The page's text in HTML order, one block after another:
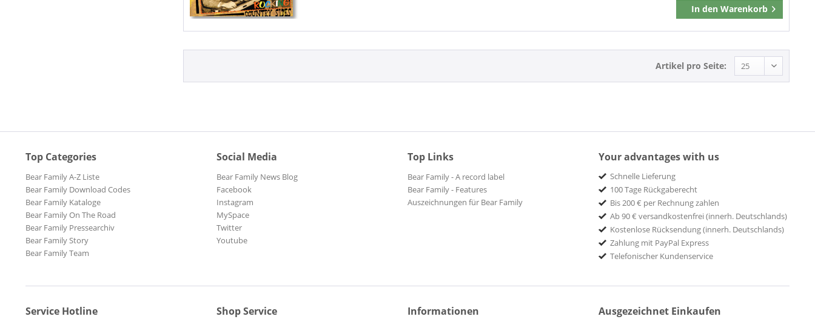
In den Warenkorb
Merken
Artikel pro Seite:
Top Categories
Bear Family A-Z Liste
Bear Family Download Codes
Bear Family Kataloge
Bear Family On The Road
Bear Family Pressearchiv
Bear Family Story
Bear Family Team
Social Media
Bear Family News Blog
Facebook
Instagram
MySpace
Twitter
Youtube
Top Links
Bear Family - A record label
Bear Family - Features
Auszeichnungen für Bear Family
Your advantages with us
Schnelle Lieferung
100 Tage Rückgaberecht
Bis 200 € per Rechnung zahlen
Ab 90 € versandkostenfrei (innerh. Deutschlands)
Kostenlose Rücksendung (innerh. Deutschlands)
Zahlung mit PayPal Express
Telefonischer Kundenservice
Service Hotline Shop Service Informationen Ausgezeichnet Einkaufen